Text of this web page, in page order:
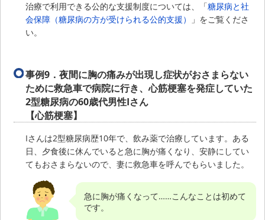
治療で利用できる公的な支援制度については、「糖尿病と社
会保障（糖尿病の方が受けられる公的支援）
」をご覧くださ
い。
事例9．夜間に胸の痛みが出現し症状がおさまらない
ために救急車で病院に行き、心筋梗塞を発症していた
2型糖尿病の60歳代男性Iさん
【心筋梗塞】
Iさんは2型糖尿病歴10年で、飲み薬で治療しています。ある
日、夕食後に休んでいると急に胸が痛くなり、安静にしてい
てもおさまらないので、妻に救急車を呼んでもらいました。
急に胸が痛くなって……こんなことは初めて
です。